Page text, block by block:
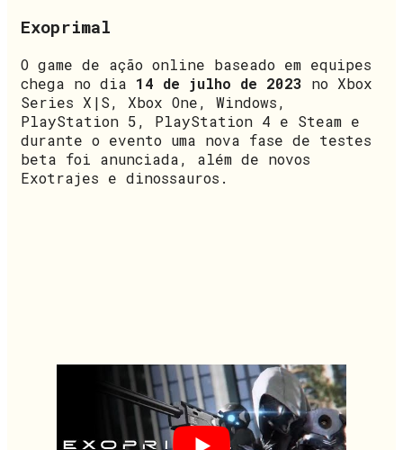
Exoprimal
O game de ação online baseado em equipes
chega no dia 14 de julho de 2023 no Xbox
Series X|S, Xbox One, Windows,
PlayStation 5, PlayStation 4 e Steam e
durante o evento uma nova fase de testes
beta foi anunciada, além de novos
Exotrajes e dinossauros.